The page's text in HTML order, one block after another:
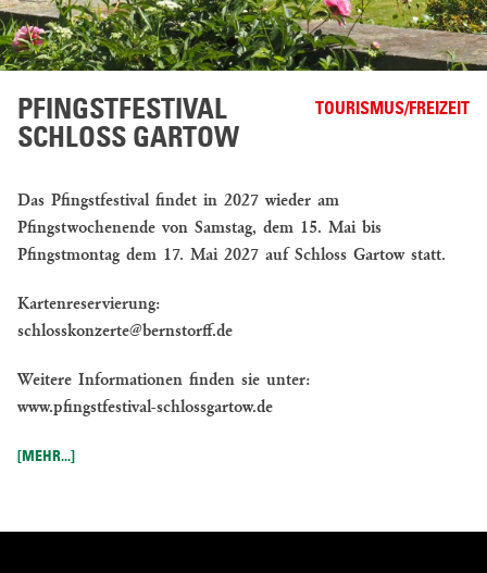
JAGD
ANGELN
HOFLADEN
ACKERBAU
UND
ARTENSCHONENDE
AKTUELLES
TOURISMUS/FREIZEIT
PFINGSTFESTIVAL
SCHLOSS GARTOW
Das Pfingstfestival findet in 2027 wieder am
Pfingstwochenende von Samstag, dem 15. Mai bis
Pfingstmontag dem 17. Mai 2027 auf Schloss Gartow statt.
Kartenreservierung:
schlosskonzerte@bernstorff.de
Weitere Informationen finden sie unter:
www.pfingstfestival-schlossgartow.de
[MEHR...]